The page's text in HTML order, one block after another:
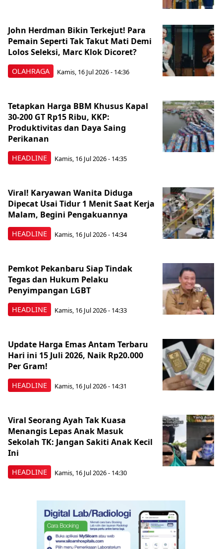
OLAHRAGA
John Herdman Bikin Terkejut! Para
Pemain Seperti Tak Takut Mati Demi
Lolos Seleksi, Marc Klok Dicoret?
Kamis, 16 Jul 2026 - 14:36
HEADLINE
Tetapkan Harga BBM Khusus Kapal
30-200 GT Rp15 Ribu, KKP:
Produktivitas dan Daya Saing
Perikanan
Kamis, 16 Jul 2026 - 14:35
HEADLINE
Viral! Karyawan Wanita Diduga
Dipecat Usai Tidur 1 Menit Saat Kerja
Malam, Begini Pengakuannya
Kamis, 16 Jul 2026 - 14:34
HEADLINE
Pemkot Pekanbaru Siap Tindak
Tegas dan Hukum Pelaku
Penyimpangan LGBT
Kamis, 16 Jul 2026 - 14:33
HEADLINE
Update Harga Emas Antam Terbaru
Hari ini 15 Juli 2026, Naik Rp20.000
Per Gram!
Kamis, 16 Jul 2026 - 14:31
HEADLINE
Viral Seorang Ayah Tak Kuasa
Menangis Lepas Anak Masuk
Sekolah TK: Jangan Sakiti Anak Kecil
Ini
Kamis, 16 Jul 2026 - 14:30